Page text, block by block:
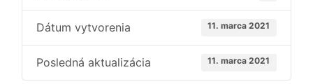
Dátum vytvorenia 11. marca 2021
Posledná aktualizácia 11. marca 2021